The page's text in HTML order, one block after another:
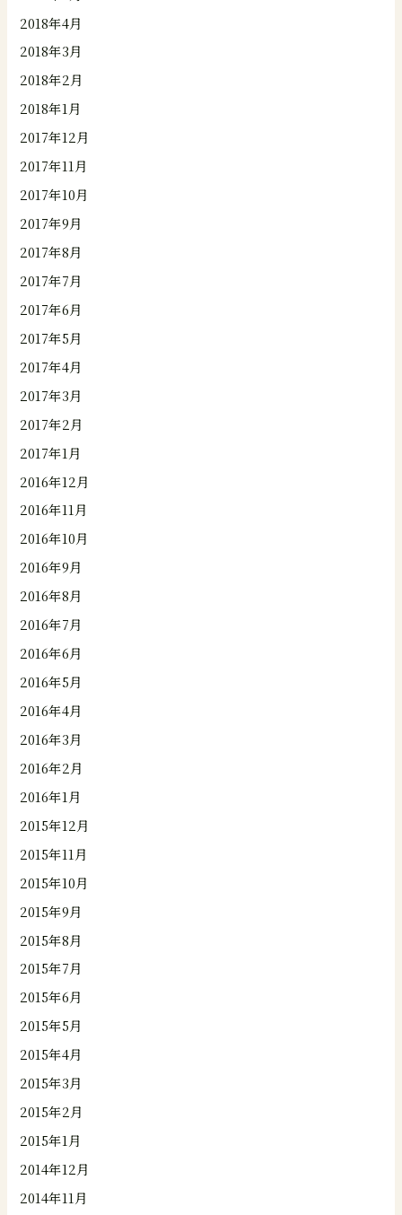
2018年4月
2018年3月
2018年2月
2018年1月
2017年12月
2017年11月
2017年10月
2017年9月
2017年8月
2017年7月
2017年6月
2017年5月
2017年4月
2017年3月
2017年2月
2017年1月
2016年12月
2016年11月
2016年10月
2016年9月
2016年8月
2016年7月
2016年6月
2016年5月
2016年4月
2016年3月
2016年2月
2016年1月
2015年12月
2015年11月
2015年10月
2015年9月
2015年8月
2015年7月
2015年6月
2015年5月
2015年4月
2015年3月
2015年2月
2015年1月
2014年12月
2014年11月